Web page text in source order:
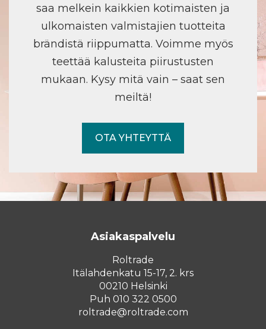
saa melkein kaikkien kotimaisten ja
ulkomaisten valmistajien tuotteita
brändistä riippumatta. Voimme myös
teettää kalusteita piirustusten
mukaan. Kysy mitä vain – saat sen
meiltä!
OTA YHTEYTTÄ
Asiakaspalvelu
Roltrade
Itälahdenkatu 15-17, 2. krs
00210 Helsinki
Puh 010 322 0500
roltrade@roltrade.com